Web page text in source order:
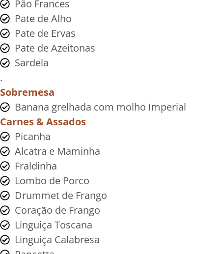
Pão Frances
Pate de Alho
Pate de Ervas
Pate de Azeitonas
Sardela
.
Sobremesa
Banana grelhada com molho Imperial
Carnes & Assados
Picanha
Alcatra e Maminha
Fraldinha
Lombo de Porco
Drummet de Frango
Coração de Frango
Linguiça Toscana
Linguiça Calabresa